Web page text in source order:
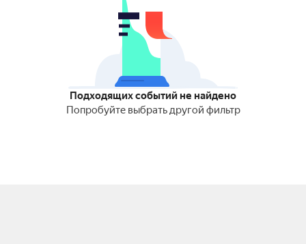
Подходящих событий не найдено
Попробуйте выбрать другой фильтр